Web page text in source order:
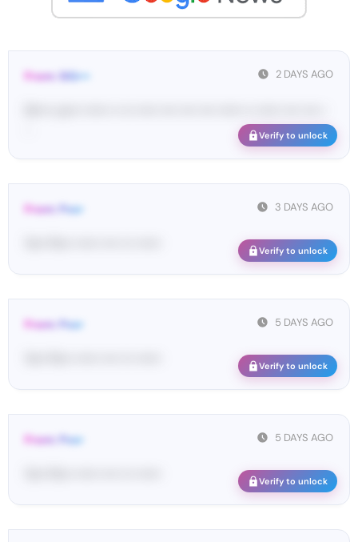
2 DAYS AGO
From: SIG•••
Verify to unlock
3 DAYS AGO
From: Pos•
Verify to unlock
5 DAYS AGO
From: Pos•
Verify to unlock
5 DAYS AGO
From: Pos•
Verify to unlock